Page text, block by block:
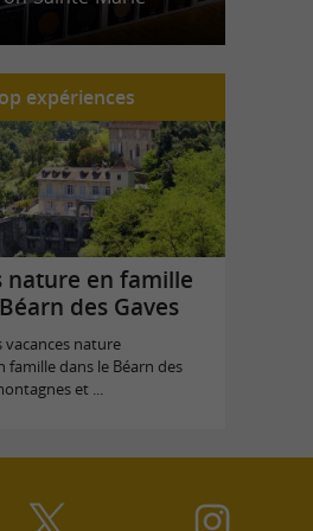
expériences
nature en famille
des Gaves
vacances nature
famille dans le Béarn des
et ...